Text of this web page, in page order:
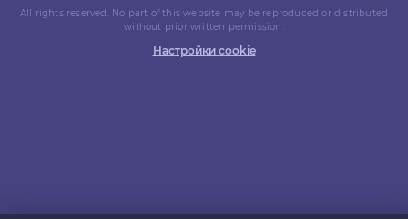
All rights reserved. No part of this website may be reproduced or distributed
without prior written permission.
Настройки cookie